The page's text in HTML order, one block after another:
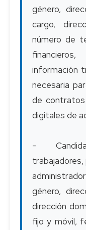
género,
cargo,
número de
información
necesaria
de contratos
digitales de
-
género,
dirección
fijo y móvil,